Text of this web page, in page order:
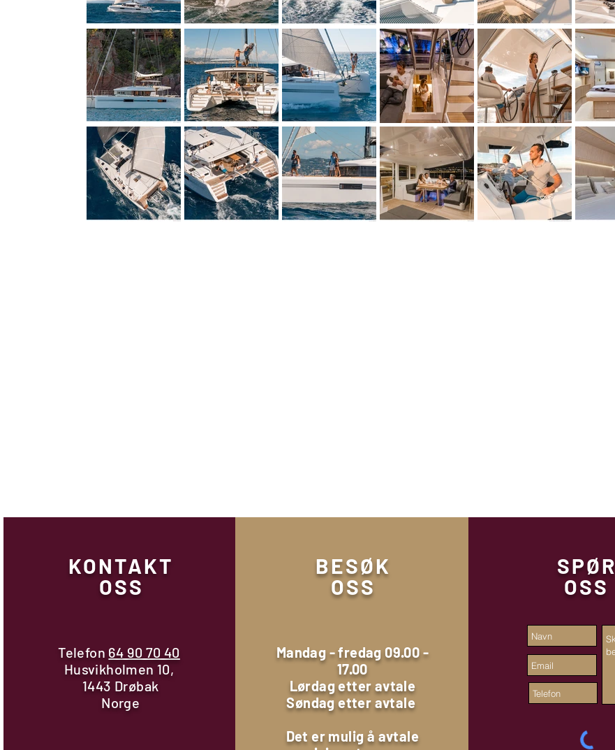
KONTAKT
OSS
Telefon 64 90 70 40
Husvikholmen 10,
1443 Drøbak
Norge
BESØK
OSS
Mandag - fredag 09.00 -
17.00
Lørdag etter avtale
Søndag etter avtale
Det er mulig å avtale
SPØR
OSS